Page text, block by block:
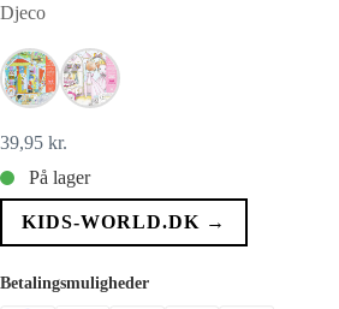
Djeco
39,95 kr.
På lager
KIDS-WORLD.DK →
Betalingsmuligheder